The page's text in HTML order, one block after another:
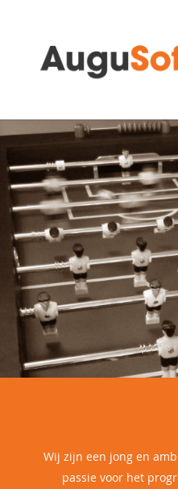
Wij zijn een jong en
passie voor het